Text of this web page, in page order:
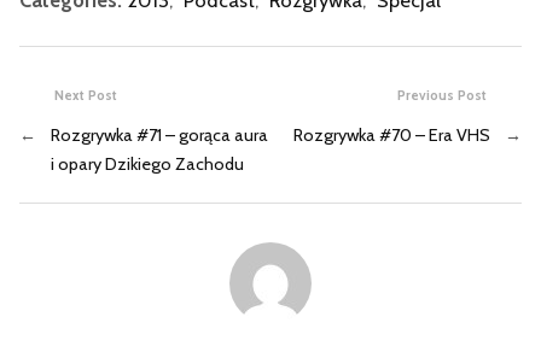
Previous Post
Rozgrywka #70 – Era VHS →
Next Post
←
Rozgrywka #71 – gorąca aura
i opary Dzikiego Zachodu